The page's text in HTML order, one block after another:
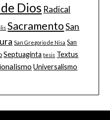
Dios Radical
Sacramento San
San Gregorio de Nisa San
Septuaginta tesis Textus
Universalismo